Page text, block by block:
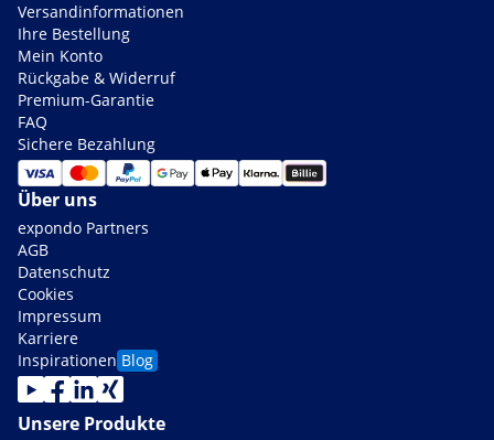
Versandinformationen
Ihre Bestellung
Mein Konto
Rückgabe & Widerruf
Premium-Garantie
FAQ
Sichere Bezahlung
Über uns
expondo Partners
AGB
Datenschutz
Cookies
Impressum
Karriere
Inspirationen Blog
Unsere Produkte